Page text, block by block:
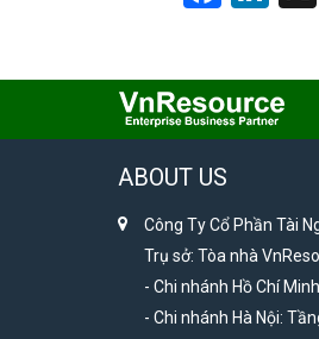
ABOUT US
Công Ty Cổ Phần Tài
Trụ sở: Tòa nhà
- Chi nhánh Hồ Chí
- Chi nhánh Hà Nội: